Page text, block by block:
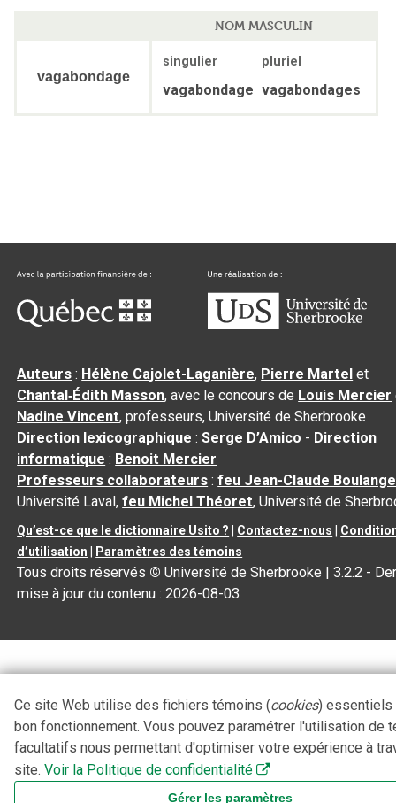
NOM MASCULIN
vagabondage
singulier pluriel
vagabondage vagabondages
Auteurs : Hélène Cajolet-Laganière, Pierre Martel et
Chantal‑Édith Masson, avec le concours de Louis Mercier
Nadine Vincent, professeurs, Université de Sherbrooke
Direction lexicographique :Serge D’Amico - Direction
informatique : Benoit Mercier
Professeurs collaborateurs :feu Jean-Claude
Université Laval,feu Michel Théoret, Université de
Qu’est-ce que le dictionnaire Usito ? | Contactez-nous |
d’utilisation | Paramètres des témoins
Tous droits réservés © Université de Sherbrooke |3.2.2 -
mise à jour du contenu :2026-08-03
Ce site Web utilise des fichiers témoins (cookies) essentiels
bon fonctionnement. Vous pouvez paramétrer l'utilisation de
facultatifs nous permettant d'optimiser votre expérience à
site. Voir la Politique de confidentialité
Gérer les paramètres